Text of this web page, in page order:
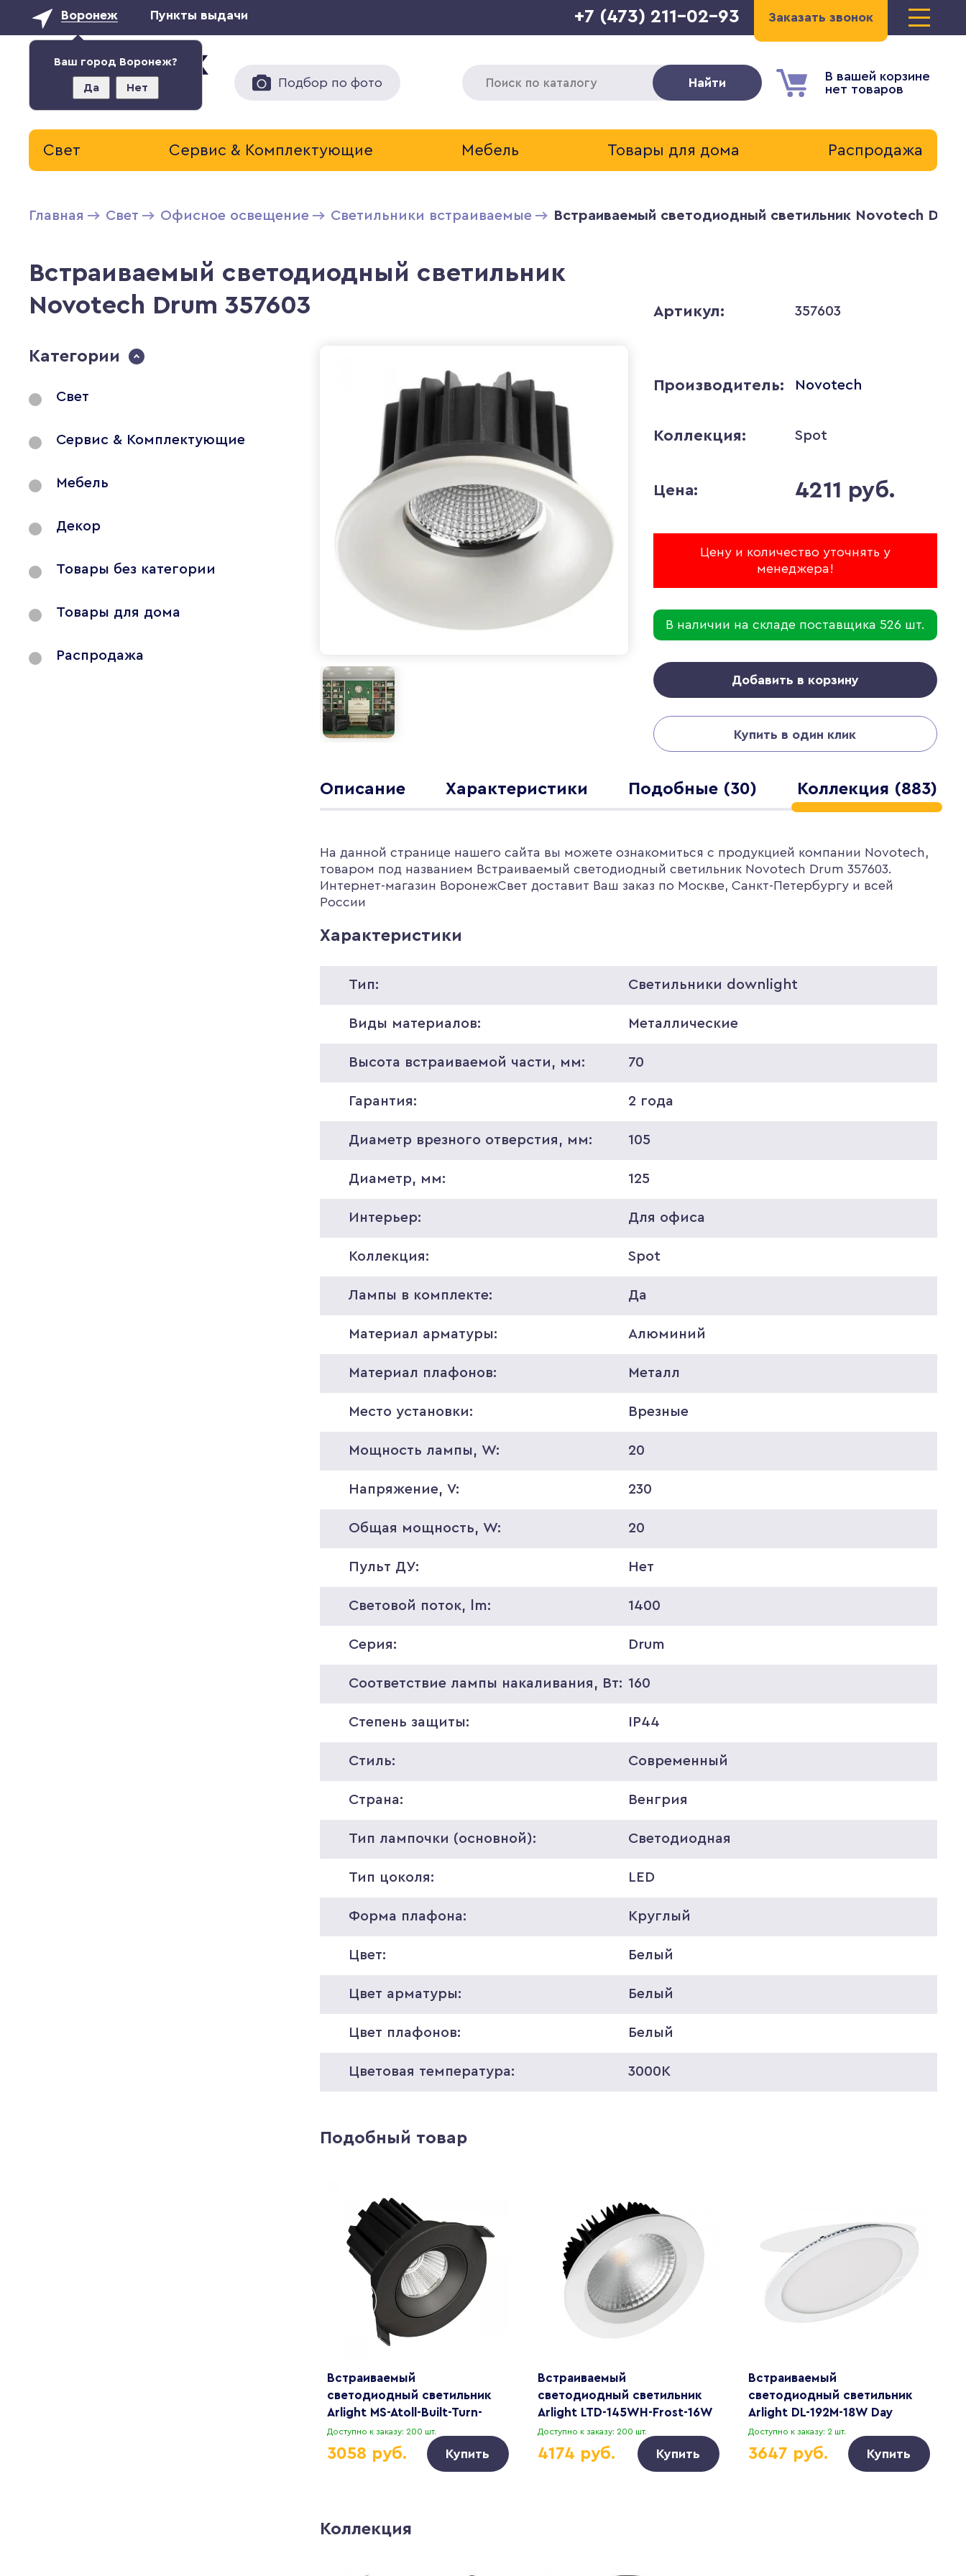
Воронеж
Ваш город Воронеж?
Да Нет
Пункты выдачи Заказать звонок
+7 (473) 211-02-93
Подбор по фото
В вашей корзине
нет товаров
Найти
Свет Сервис & Комплектующие Мебель Товары для дома Распродажа
Главная Свет Офисное освещение Светильники встраиваемые Встраиваемый светодиодный светильник Novotech
Встраиваемый светодиодный светильник
Novotech Drum 357603
Категории
Свет
Сервис & Комплектующие
Мебель
Декор
Товары без категории
Товары для дома
Распродажа
Артикул: 357603
Производитель: Novotech
Коллекция: Spot
Цена: 4211 руб.
Цену и количество уточнять у
менеджера!
В наличии на складе поставщика 526 шт.
Добавить в корзину
Купить в один клик
Описание Характеристики Подобные (30) Коллекция (883)
На данной странице нашего сайта вы можете ознакомиться с продукцией компании Novotech,
товаром под названием Встраиваемый светодиодный светильник Novotech Drum 357603.
Интернет-магазин ВоронежСвет доставит Ваш заказ по Москве, Санкт-Петербургу и всей
России
Характеристики
Тип: Светильники downlight
Виды материалов: Металлические
Высота встраиваемой части, мм: 70
Гарантия: 2 года
Диаметр врезного отверстия, мм: 105
Диаметр, мм: 125
Интерьер: Для офиса
Коллекция: Spot
Лампы в комплекте: Да
Материал арматуры: Алюминий
Материал плафонов: Металл
Место установки: Врезные
Мощность лампы, W: 20
Напряжение, V: 230
Общая мощность, W: 20
Пульт ДУ: Нет
Световой поток, lm: 1400
Серия: Drum
Соответствие лампы накаливания, Вт: 160
Степень защиты: IP44
Стиль: Современный
Страна: Венгрия
Тип лампочки (основной): Светодиодная
Тип цоколя: LED
Форма плафона: Круглый
Цвет: Белый
Цвет арматуры: Белый
Цвет плафонов: Белый
Цветовая температура: 3000K
Подобный товар
Встраиваемый
светодиодный светильник
Arlight MS-Atoll-Built-Turn-
R94-10W Warm3000 044618
Доступно к заказу: 200 шт.
3058 руб. Купить
Встраиваемый
светодиодный светильник
Arlight LTD-145WH-Frost-16W
Day White 110deg 021494
Доступно к заказу: 200 шт.
4174 руб. Купить
Встраиваемый
светодиодный светильник
Arlight DL-192M-18W Day
White 020115
Доступно к заказу: 2 шт.
3647 руб. Купить
Коллекция